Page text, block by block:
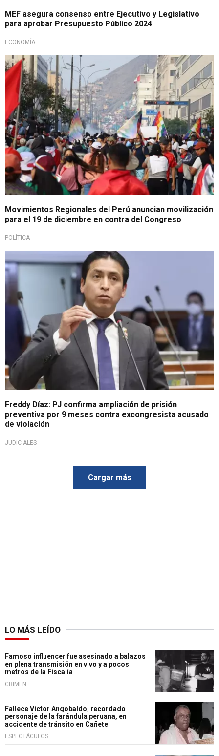
MEF asegura consenso entre Ejecutivo y Legislativo
para aprobar Presupuesto Público 2024
ECONOMÍA
Importante
Movimientos Regionales del Perú anuncian movilización
para el 19 de diciembre en contra del Congreso
POLÍTICA
Freddy Díaz: PJ confirma ampliación de prisión
preventiva por 9 meses contra excongresista acusado
de violación
JUDICIALES
Cargar más
LO MÁS LEÍDO
Famoso influencer fue asesinado a balazos
en plena transmisión en vivo y a pocos
metros de la Fiscalía
CRIMEN
Fallece Víctor Angobaldo, recordado
personaje de la farándula peruana, en
accidente de tránsito en Cañete
ESPECTÁCULOS